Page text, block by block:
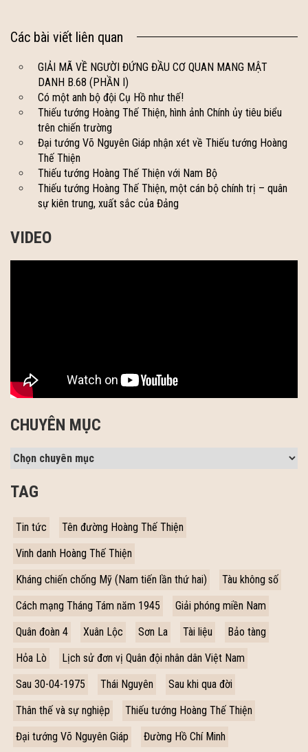
Các bài viết liên quan
GIẢI MÃ VỀ NGƯỜI ĐỨNG ĐẦU CƠ QUAN MANG MẬT
DANH B.68 (PHẦN I)
Có một anh bộ đội Cụ Hồ như thế!
Thiếu tướng Hoàng Thế Thiện, hình ảnh Chính ủy tiêu biểu
trên chiến trường
Đại tướng Võ Nguyên Giáp nhận xét về Thiếu tướng Hoàng
Thế Thiện
Thiếu tướng Hoàng Thế Thiện với Nam Bộ
Thiếu tướng Hoàng Thế Thiện, một cán bộ chính trị – quân
sự kiên trung, xuất sắc của Đảng
VIDEO
CHUYÊN MỤC
TAG
Tin tức
Tên đường Hoàng Thế Thiện
Vinh danh Hoàng Thế Thiện
Kháng chiến chống Mỹ (Nam tiến lần thứ hai)
Tàu không số
Cách mạng Tháng Tám năm 1945
Giải phóng miền Nam
Quân đoàn 4
Xuân Lộc Sơn La Tài liệu
Bảo tàng
Hỏa Lò
Lịch sử đơn vị Quân đội nhân dân Việt Nam
Sau 30-04-1975
Thái Nguyên
Sau khi qua đời
Thân thế và sự nghiệp
Thiếu tướng Hoàng Thế Thiện
Đại tướng Võ Nguyên Giáp
Đường Hồ Chí Minh